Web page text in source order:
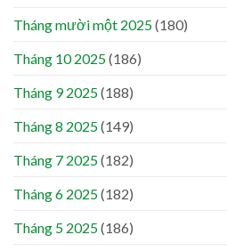
Tháng mười một 2025(180)
Tháng 10 2025(186)
Tháng 9 2025(188)
Tháng 8 2025(149)
Tháng 7 2025(182)
Tháng 6 2025(182)
Tháng 5 2025(186)